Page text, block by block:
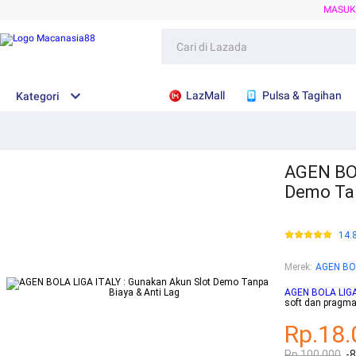
Kategori LazMall Pulsa & Tagihan
AGEN
Demo
Merek: AGEN
AGEN BOLA
soft dan